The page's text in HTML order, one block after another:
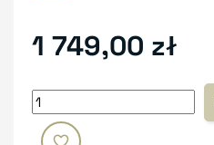
1 749,00 zł